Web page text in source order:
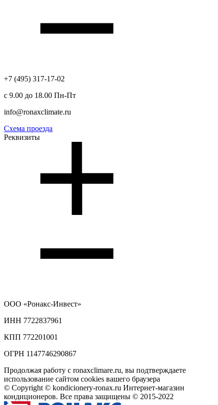
+7 (495) 317-17-02
с 9.00 до 18.00 Пн-Пт
info@ronaxclimate.ru
Схема проезда
Реквизиты
ООО «Ронакс-Инвест»
ИНН 7722837961
КПП 772201001
ОГРН 1147746290867
Продолжая работу с ronaxclimare.ru, вы подтверждаете
использование сайтом cookies вашего браузера
© Copyright © kondicionery-ronax.ru Интернет-магазин
кондиционеров. Все права защищены © 2015-2022